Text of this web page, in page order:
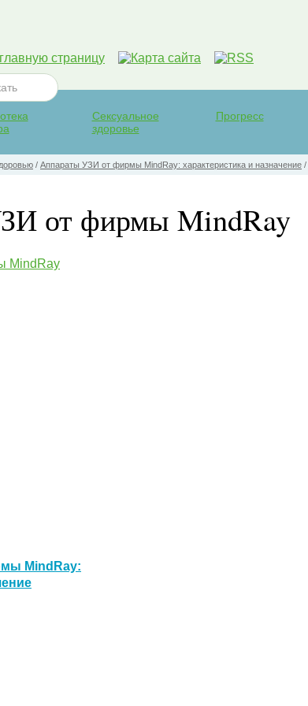
Сексуальное
здоровье
Прогресс
/ Аппараты УЗИ от фирмы MindRay: характеристика и назначение /
от фирмы MindRay
MindRay: